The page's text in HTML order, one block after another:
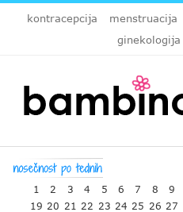
kontracepcija menstruacija
ginekologija
1 2 3 4 5 6 7 8 9
19 20 21 22 23 24 25 26 27